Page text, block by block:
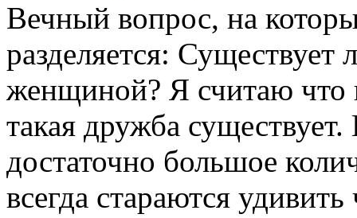
Вечный вопрос, на
разделяется:
женщиной? Я считаю что
такая дружба
достаточно большое
всегда стараются